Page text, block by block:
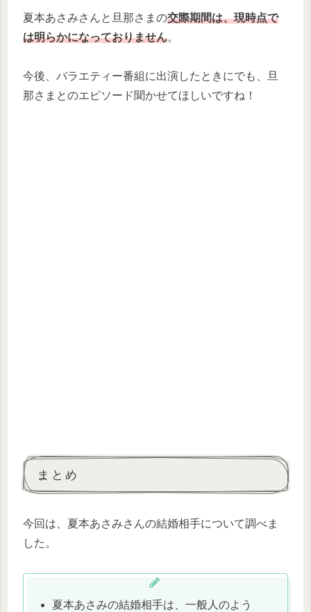
夏本あさみさんと旦那さまの交際期間は、現時点で
は明らかになっておりません。
今後、バラエティー番組に出演したときにでも、旦
那さまとのエピソード聞かせてほしいですね！
まとめ
今回は、夏本あさみさんの結婚相手について調べま
した。
夏本あさみの結婚相手は、一般人のよう